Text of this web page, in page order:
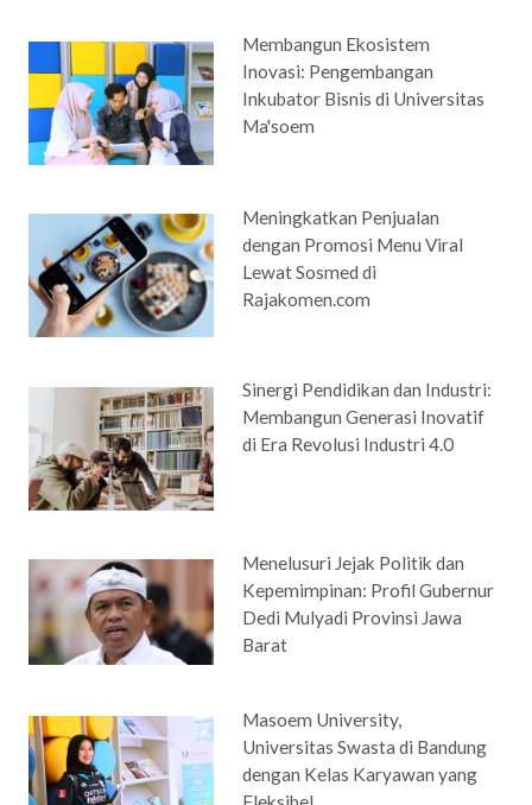
Membangun Ekosistem
Inovasi: Pengembangan
Inkubator Bisnis di Universitas
Ma'soem
Meningkatkan Penjualan
dengan Promosi Menu Viral
Lewat Sosmed di
Rajakomen.com
Sinergi Pendidikan dan Industri:
Membangun Generasi Inovatif
di Era Revolusi Industri 4.0
Menelusuri Jejak Politik dan
Kepemimpinan: Profil Gubernur
Dedi Mulyadi Provinsi Jawa
Barat
Masoem University,
Universitas Swasta di Bandung
dengan Kelas Karyawan yang